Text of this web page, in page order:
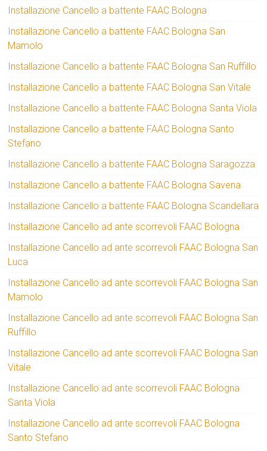
Installazione Cancello a battente FAAC Bologna
Installazione Cancello a battente FAAC Bologna San
Mamolo
Installazione Cancello a battente FAAC Bologna San Ruffillo
Installazione Cancello a battente FAAC Bologna San Vitale
Installazione Cancello a battente FAAC Bologna Santa Viola
Installazione Cancello a battente FAAC Bologna Santo
Stefano
Installazione Cancello a battente FAAC Bologna Saragozza
Installazione Cancello a battente FAAC Bologna Savena
Installazione Cancello a battente FAAC Bologna Scandellara
Installazione Cancello ad ante scorrevoli FAAC Bologna
Installazione Cancello ad ante scorrevoli FAAC Bologna San
Luca
Installazione Cancello ad ante scorrevoli FAAC Bologna San
Mamolo
Installazione Cancello ad ante scorrevoli FAAC Bologna San
Ruffillo
Installazione Cancello ad ante scorrevoli FAAC Bologna San
Vitale
Installazione Cancello ad ante scorrevoli FAAC Bologna
Santa Viola
Installazione Cancello ad ante scorrevoli FAAC Bologna
Santo Stefano